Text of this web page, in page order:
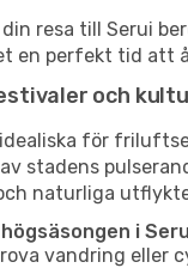
resa till Serui
en perfekt tid att
och
för
stadens
naturliga
i
vandring eller